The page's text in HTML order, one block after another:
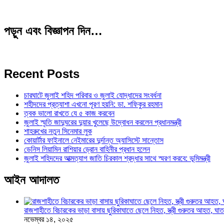
পড়ুন এবং বিজ্ঞাপন দিন…
Recent Posts
চারঘাটে জুলাই শহিদ পরিবার ও জুলাই যোদ্ধাদের সংবর্ধনা
শহীদদের প্রত্যাশা এখনো পূরণ হয়নি: ডা. শফিকুর রহমান
ত্বক ভালো রাখতে যে ৫ কাজ করবেন
জুলাই স্মৃতি জাদুঘরের দুয়ার খুলেছে উদ্বোধন করলেন প্রধানমন্ত্রী
শাহরুখের নতুন সিনেমার লুক
কোয়ার্টার ফাইনালে নেইমারের দুর্দান্ত অ্যাসিস্টে সান্তোস
ডেনিস লিয়ামিন রাশিয়ার ড্রোন বাহিনীর প্রধান হলেন
জুলাই শহিদদের আত্মত্যাগ জাতি চিরকাল শ্রদ্ধার সাথে স্মরণ করবে: ভূমিমন্ত্রী
আইন আদালত
রাজশাহীতে বিচারকের ভাড়া বাসায় ছুরিকাঘাতে ছেলে নিহত, স্ত্রী গুরুতর আহত,
নভেম্বর ১৪, ২০২৫